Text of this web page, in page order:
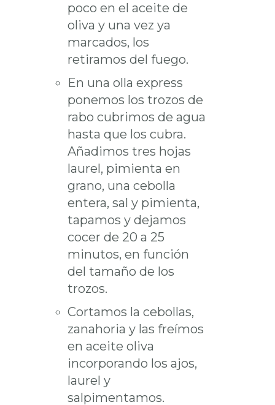
poco en el aceite de
oliva y una vez ya
marcados, los
retiramos del fuego.
En una olla express
ponemos los trozos de
rabo cubrimos de agua
hasta que los cubra.
Añadimos tres hojas
laurel, pimienta en
grano, una cebolla
entera, sal y pimienta,
tapamos y dejamos
cocer de 20 a 25
minutos, en función
del tamaño de los
trozos.
Cortamos la cebollas,
zanahoria y las freímos
en aceite oliva
incorporando los ajos,
laurel y
salpimentamos.